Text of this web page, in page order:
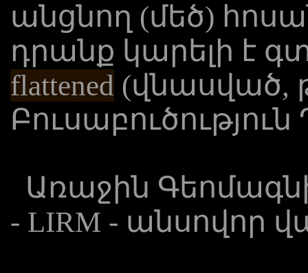
անցնող (մեծ)
դրանք կարելի է
flattened (վնասված,
Առաջին
- LIRM - անսովոր